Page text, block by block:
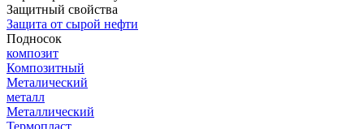
Защитный свойства
Защита от сырой нефти
Подносок
композит
Композитный
Металический
металл
Металлический
Термопласт